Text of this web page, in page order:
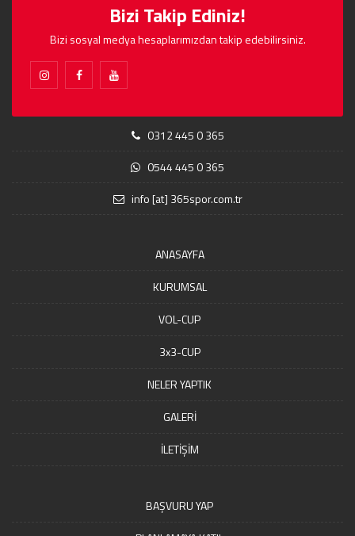
Bizi Takip Ediniz!
Bizi sosyal medya hesaplarımızdan takip edebilirsiniz.
0312 445 0 365
0544 445 0 365
info [at] 365spor.com.tr
ANASAYFA
KURUMSAL
VOL-CUP
3x3-CUP
NELER YAPTIK
GALERİ
İLETİŞİM
BAŞVURU YAP